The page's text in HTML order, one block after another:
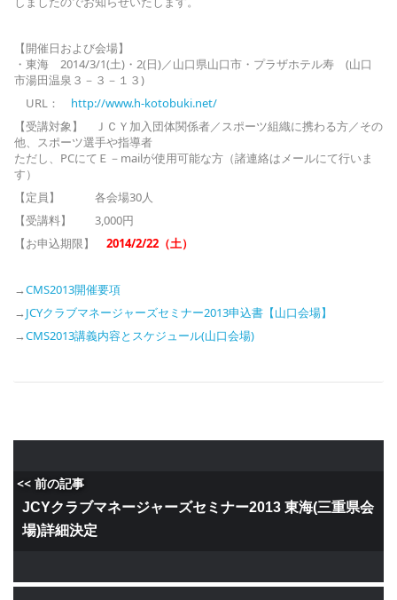
【開催日および会場】
・東海 2014/3/1(土)・2(日)／山口県山口市・プラザホテル寿 (山口
市湯田温泉３－３－１３)
URL： http://www.h-kotobuki.net/
【受講対象】 ＪＣＹ加入団体関係者／スポーツ組織に携わる方／その
他、スポーツ選手や指導者
ただし、PCにてＥ－mailが使用可能な方（諸連絡はメールにて行いま
す）
【定員】 各会場30人
【受講料】 3,000円
【お申込期限】 2014/2/22（土）
→CMS2013開催要項
→ JCYクラブマネージャーズセミナー2013申込書【山口会場】
→CMS2013講義内容とスケジュール(山口会場)
<< 前の記事
JCYクラブマネージャーズセミナー2013 東海(三重県会
場)詳細決定